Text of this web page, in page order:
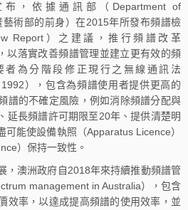
，依據通訊部（Department of
術部的前身）在2015年所發布頻譜檢
Report）之建議，推行頻譜改革
以落實改善頻譜管理並建立更有效的頻
為分階段修正現行之無線通訊法
1992），包含為頻譜使用者提供更高的
譜的不確定風險，例如消除頻譜分配與
延長頻譜許可期限至20年、提供清楚明
能使設備執照（Apparatus Licence）
）保持一致性。
澳洲政府自2018年來持續推動頻譜管
management in Australia），包含
效率，以達成提高頻譜的使用效率，並